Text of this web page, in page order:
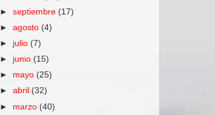
►septiembre (17)
►agosto (4)
► julio (7)
► junio (15)
► mayo (25)
►abril (32)
► marzo (40)